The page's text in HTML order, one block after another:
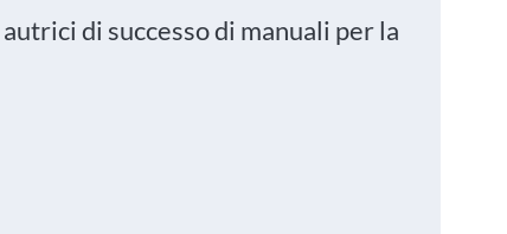
di successo di manuali per la